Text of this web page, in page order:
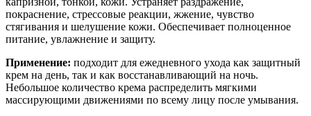
покраснение, стрессовые реакции, жжение, чувство
стягивания и шелушение кожи. Обеспечивает полноценное
питание, увлажнение и защиту.
Применение: подходит для ежедневного ухода как защитный
крем на день, так и как восстанавливающий на ночь.
Небольшое количество крема распределить мягкими
массирующими движениями по всему лицу после умывания.